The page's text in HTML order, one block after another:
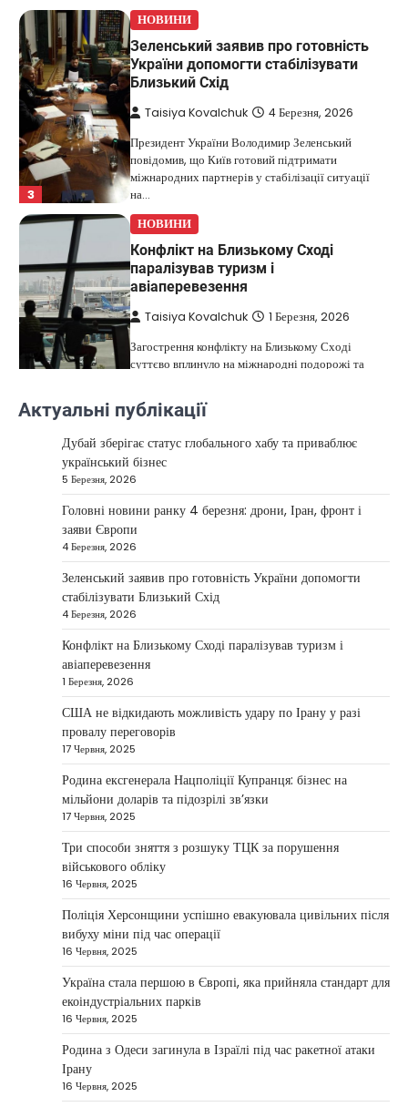
3
НОВИНИ
Зеленський заявив про готовність
України допомогти стабілізувати
Близький Схід
Taisiya Kovalchuk 4 Березня, 2026
Президент України Володимир Зеленський
повідомив, що Київ готовий підтримати
міжнародних партнерів у стабілізації ситуації
на…
НОВИНИ
Конфлікт на Близькому Сході
паралізував туризм і
авіаперевезення
Taisiya Kovalchuk 1 Березня, 2026
Загострення конфлікту на Близькому Сході
суттєво вплинуло на міжнародні подорожі та
НОВИНИ
США не відкидають можливість
удару по Ірану у разі провалу
переговорів
Kolomysheva Anastasiya
17 Червня,
2025
У США не виключають застосування сили проти
Ірану, якщо дипломатичні переговори не
принесуть бажаних результатів.…
Дубай зберігає статус глобального
хабу та приваблює український
бізнес
Taisiya Kovalchuk 5 Березня, 2026
Дубай протягом багатьох років утримує статус
одного з найбільш привабливих міжнародних
центрів для ведення бізнесу…
НОВИНИ
Головні новини ранку 4 березня:
дрони, Іран, фронт і заяви Європи
Taisiya Kovalchuk
Україна може долучитися до посилення систем
протидії іранським дронам на Близькому Сході,
новим верховним лідером…
НОВИНИ
Зеленський заявив про готовність
України допомогти стабілізувати
Близький Схід
Taisiya Kovalchuk 4 Березня, 2026
Президент України Володимир Зеленський
Актуальні публікації
Дубай зберігає статус глобального хабу та приваблює
український бізнес
5 Березня, 2026
Головні новини ранку 4 березня: дрони, Іран, фронт і
заяви Європи
4 Березня, 2026
Зеленський заявив про готовність України допомогти
стабілізувати Близький Схід
4 Березня, 2026
Конфлікт на Близькому Сході паралізував туризм і
авіаперевезення
1 Березня, 2026
США не відкидають можливість удару по Ірану у разі
провалу переговорів
17 Червня, 2025
Родина ексгенерала Нацполіції Купранця: бізнес на
мільйони доларів та підозрілі зв’язки
17 Червня, 2025
Три способи зняття з розшуку ТЦК за порушення
військового обліку
16 Червня, 2025
Поліція Херсонщини успішно евакуювала цивільних після
вибуху міни під час операції
16 Червня, 2025
Україна стала першою в Європі, яка прийняла стандарт для
екоіндустріальних парків
16 Червня, 2025
Родина з Одеси загинула в Ізраїлі під час ракетної атаки
Ірану
16 Червня, 2025